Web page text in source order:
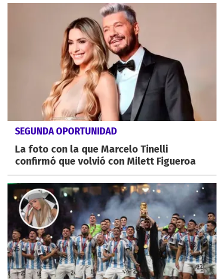
SEGUNDA OPORTUNIDAD
La foto con la que Marcelo Tinelli
confirmó que volvió con Milett Figueroa